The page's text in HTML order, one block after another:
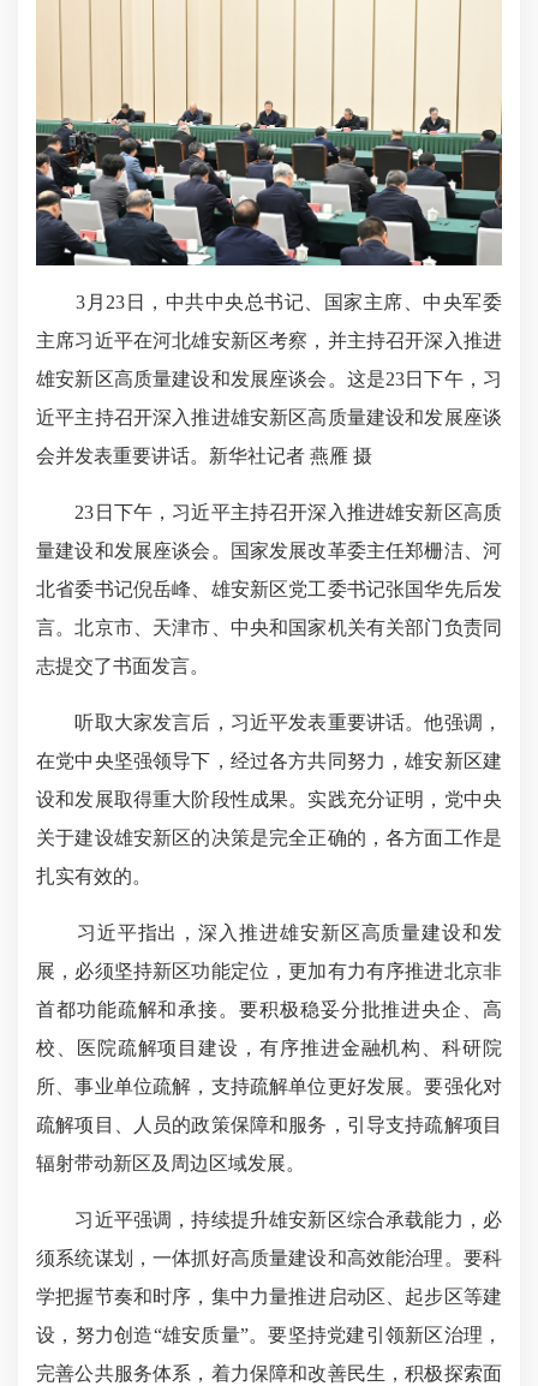
3月23日，中共中央总书记、国家主席、中央军委
主席习近平在河北雄安新区考察，并主持召开深入推进
雄安新区高质量建设和发展座谈会。这是23日下午，习
近平主持召开深入推进雄安新区高质量建设和发展座谈
会并发表重要讲话。新华社记者 燕雁 摄
23日下午，习近平主持召开深入推进雄安新区高质
量建设和发展座谈会。国家发展改革委主任郑栅洁、河
北省委书记倪岳峰、雄安新区党工委书记张国华先后发
言。北京市、天津市、中央和国家机关有关部门负责同
志提交了书面发言。
听取大家发言后，习近平发表重要讲话。他强调，
在党中央坚强领导下，经过各方共同努力，雄安新区建
设和发展取得重大阶段性成果。实践充分证明，党中央
关于建设雄安新区的决策是完全正确的，各方面工作是
扎实有效的。
习近平指出，深入推进雄安新区高质量建设和发
展，必须坚持新区功能定位，更加有力有序推进北京非
首都功能疏解和承接。要积极稳妥分批推进央企、高
校、医院疏解项目建设，有序推进金融机构、科研院
所、事业单位疏解，支持疏解单位更好发展。要强化对
疏解项目、人员的政策保障和服务，引导支持疏解项目
辐射带动新区及周边区域发展。
习近平强调，持续提升雄安新区综合承载能力，必
须系统谋划，一体抓好高质量建设和高效能治理。要科
学把握节奏和时序，集中力量推进启动区、起步区等建
设，努力创造“雄安质量”。要坚持党建引领新区治理，
完善公共服务体系，着力保障和改善民生，积极探索面